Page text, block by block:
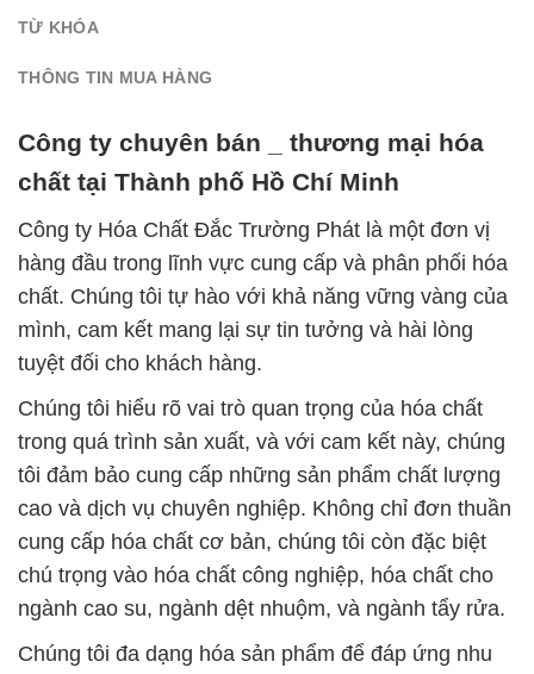
TỪ KHÓA
THÔNG TIN MUA HÀNG
Công ty chuyên bán _ thương mại hóa
chất tại Thành phố Hồ Chí Minh
Công ty Hóa Chất Đắc Trường Phát là một đơn vị
hàng đầu trong lĩnh vực cung cấp và phân phối hóa
chất. Chúng tôi tự hào với khả năng vững vàng của
mình, cam kết mang lại sự tin tưởng và hài lòng
tuyệt đối cho khách hàng.
Chúng tôi hiểu rõ vai trò quan trọng của hóa chất
trong quá trình sản xuất, và với cam kết này, chúng
tôi đảm bảo cung cấp những sản phẩm chất lượng
cao và dịch vụ chuyên nghiệp. Không chỉ đơn thuần
cung cấp hóa chất cơ bản, chúng tôi còn đặc biệt
chú trọng vào hóa chất công nghiệp, hóa chất cho
ngành cao su, ngành dệt nhuộm, và ngành tẩy rửa.
Chúng tôi đa dạng hóa sản phẩm để đáp ứng nhu